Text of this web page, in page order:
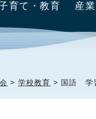
育て・教育 産
> 学校教育 > 国語 学